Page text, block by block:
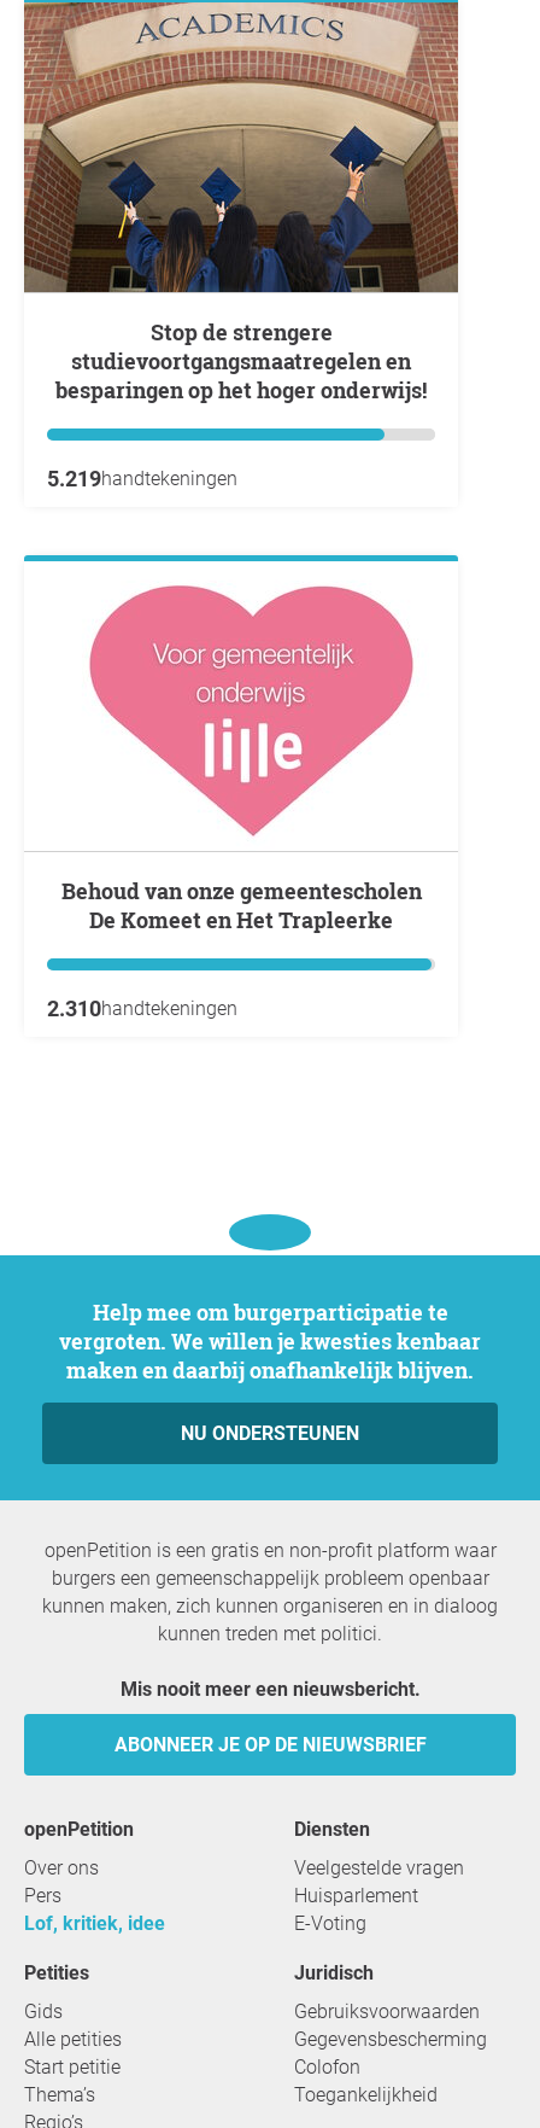
Stop de strengere
studievoortgangsmaatregelen en
besparingen op het hoger onderwijs!
5.219handtekeningen
Behoud van onze gemeentescholen
De Komeet en Het Trapleerke
2.310handtekeningen
Help mee om burgerparticipatie te
vergroten. We willen je kwesties kenbaar
maken en daarbij onafhankelijk blijven.
NU ONDERSTEUNEN
openPetition is een gratis en non-profit platform waar
burgers een gemeenschappelijk probleem openbaar
kunnen maken, zich kunnen organiseren en in dialoog
kunnen treden met politici.
Mis nooit meer een nieuwsbericht.
ABONNEER JE OP DE NIEUWSBRIEF
openPetition
Over ons
Pers
Lof, kritiek, idee
Diensten
Veelgestelde vragen
Huisparlement
E-Voting
Petities
Gids
Alle petities
Start petitie
Thema’s
Regio’s
Juridisch
Gebruiksvoorwaarden
Gegevensbescherming
Colofon
Toegankelijkheid